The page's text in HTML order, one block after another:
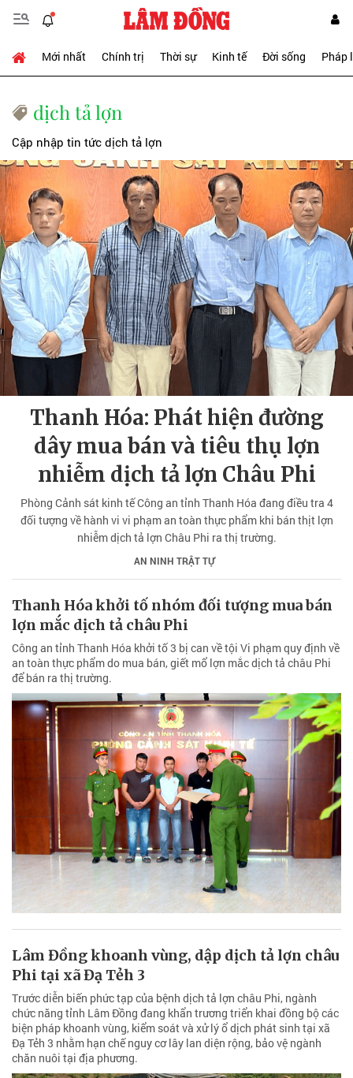
Mới nhất Chính trị Thời sự Kinh tế Đời sống Pháp
dịch tả lợn
Cập nhập tin tức dịch tả lợn
Thanh Hóa: Phát hiện đường
dây mua bán và tiêu thụ lợn
nhiễm dịch tả lợn Châu Phi
Phòng Cảnh sát kinh tế Công an tỉnh Thanh Hóa đang điều tra 4
đối tượng về hành vi vi phạm an toàn thực phẩm khi bán thịt lợn
nhiễm dịch tả lợn Châu Phi ra thị trường.
AN NINH TRẬT TỰ
Thanh Hóa khởi tố nhóm đối tượng mua bán
lợn mắc dịch tả châu Phi
Công an tỉnh Thanh Hóa khởi tố 3 bị can về tội Vi phạm quy định về
an toàn thực phẩm do mua bán, giết mổ lợn mắc dịch tả châu Phi
để bán ra thị trường.
Lâm Đồng khoanh vùng, dập dịch tả lợn châu
Phi tại xã Đạ Tẻh 3
Trước diễn biến phức tạp của bệnh dịch tả lợn châu Phi, ngành
chức năng tỉnh Lâm Đồng đang khẩn trương triển khai đồng bộ các
biện pháp khoanh vùng, kiểm soát và xử lý ổ dịch phát sinh tại xã
Đạ Tẻh 3 nhằm hạn chế nguy cơ lây lan diện rộng, bảo vệ ngành
chăn nuôi tại địa phương.